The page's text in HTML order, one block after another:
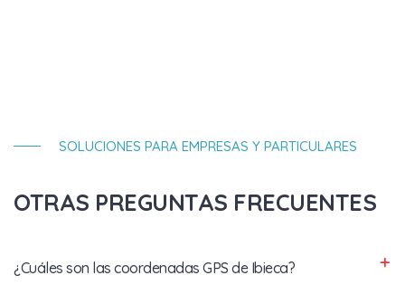
SOLUCIONES PARA EMPRESAS Y PARTICULARES
OTRAS PREGUNTAS FRECUENTES
¿Cuáles son las coordenadas GPS de Ibieca?